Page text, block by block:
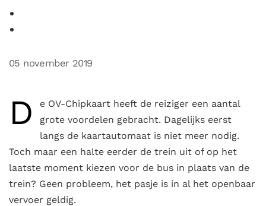
05 november 2019
D
e OV-Chipkaart heeft de reiziger een aantal
grote voordelen gebracht. Dagelijks eerst
langs de kaartautomaat is niet meer nodig.
Toch maar een halte eerder de trein uit of op het
laatste moment kiezen voor de bus in plaats van de
trein? Geen probleem, het pasje is in al het openbaar
vervoer geldig.